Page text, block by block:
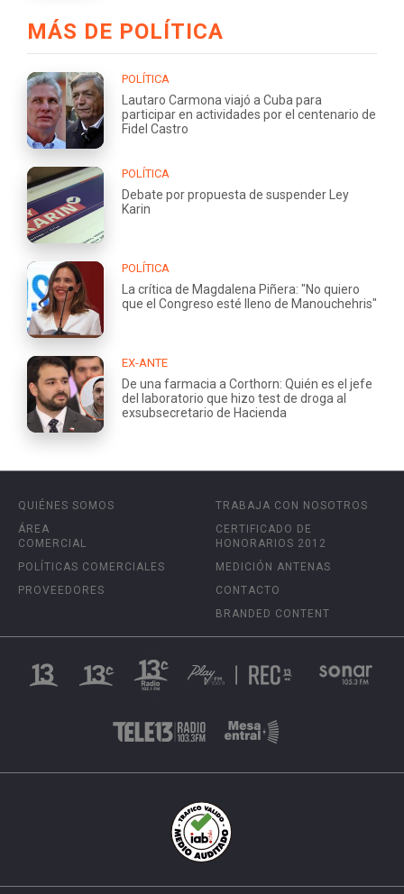
MÁS DE POLÍTICA
POLÍTICA
Lautaro Carmona viajó a Cuba para
participar en actividades por el centenario de
Fidel Castro
POLÍTICA
Debate por propuesta de suspender Ley
Karin
POLÍTICA
La crítica de Magdalena Piñera: "No quiero
que el Congreso esté lleno de Manouchehris"
EX-ANTE
De una farmacia a Corthorn: Quién es el jefe
del laboratorio que hizo test de droga al
exsubsecretario de Hacienda
QUIÉNES SOMOS
ÁREA
COMERCIAL
POLÍTICAS COMERCIALES
PROVEEDORES
TRABAJA CON NOSOTROS
CERTIFICADO DE
HONORARIOS 2012
MEDICIÓN ANTENAS
CONTACTO
BRANDED CONTENT